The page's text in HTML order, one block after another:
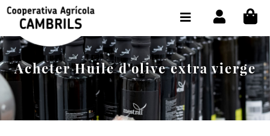
Acheter Huile d'olive extra vierge
BOUTIQUE ACHETER EN LIGNE
LA COOPÉRATIVE
OLEOTOUR
PRODUITS